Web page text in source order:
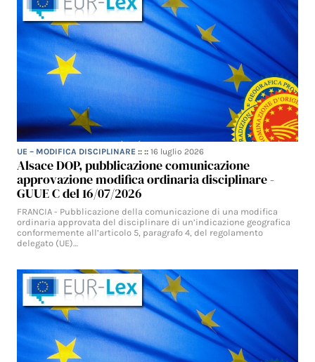
UE – MODIFICA DISCIPLINARE :: ::16 luglio 2026
Alsace DOP, pubblicazione comunicazione
approvazione modifica ordinaria disciplinare -
GUUE C del 16/07/2026
FRANCIA - Pubblicazione della comunicazione di una modifica
ordinaria approvata del disciplinare di un’indicazione geografica
conformemente all’articolo 5, paragrafo 4, del regolamento
delegato (UE)…